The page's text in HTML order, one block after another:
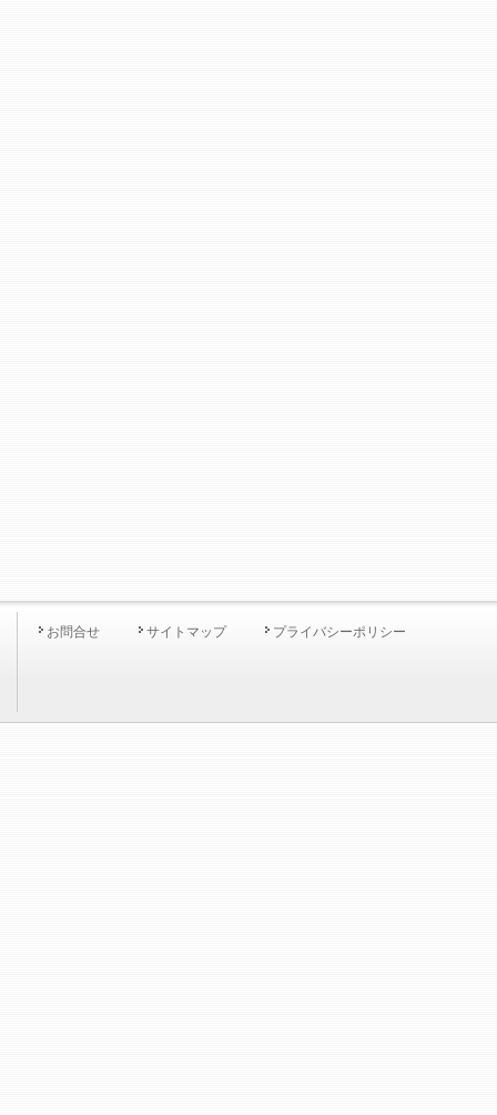
お問合せ サイトマップ プライバシーポリシー